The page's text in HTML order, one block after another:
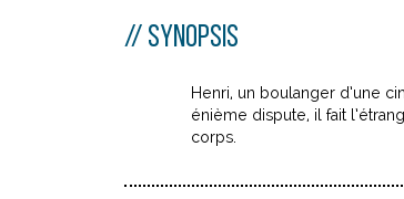
SYNOPSIS
Henri, un boulanger d’une
énième dispute, il fait
corps.